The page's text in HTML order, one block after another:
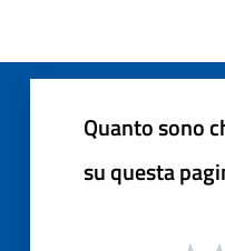
Quanto sono
su questa